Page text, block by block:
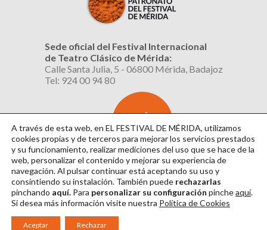
Sede oficial del Festival Internacional
de Teatro Clásico de Mérida:
Calle Santa Julia, 5 - 06800 Mérida, Badajoz
Tel: 924 00 94 80
SUSCRÍBETE
AL BOLETÍN
Aviso Legal|Política de Privacidad
A través de esta web, en EL FESTIVAL DE MÉRIDA, utilizamos
cookies propias y de terceros para mejorar los servicios prestados
y su funcionamiento, realizar mediciones del uso que se hace de la
web, personalizar el contenido y mejorar su experiencia de
navegación. Al pulsar continuarestá aceptando su uso y
consintiendo su instalación. También puede rechazarlas
pinchando aquí. Para personalizar su configuración pincheaquí.
Si desea más información visite nuestra Política de Cookies
Aceptar Rechazar